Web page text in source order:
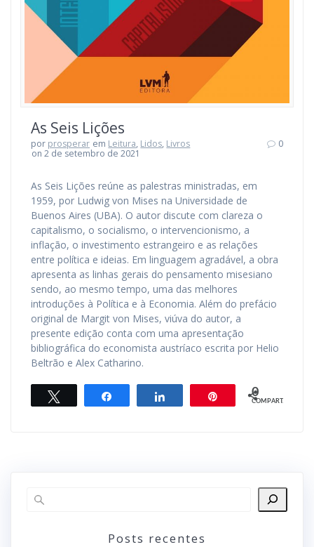
As Seis Lições
por prosperar em Leitura, Lidos, Livros
on 2 de setembro de 2021
0
As Seis Lições reúne as palestras ministradas, em
1959, por Ludwig von Mises na Universidade de
Buenos Aires (UBA). O autor discute com clareza o
capitalismo, o socialismo, o intervencionismo, a
inflação, o investimento estrangeiro e as relações
entre política e ideias. Em linguagem agradável, a obra
apresenta as linhas gerais do pensamento misesiano
sendo, ao mesmo tempo, uma das melhores
introduções à Política e à Economia. Além do prefácio
original de Margit von Mises, viúva do autor, a
presente edição conta com uma apresentação
bibliográfica do economista austríaco escrita por Helio
Beltrão e Alex Catharino.
Compartilhar Compartilhar 0
COMPART.
Posts recentes